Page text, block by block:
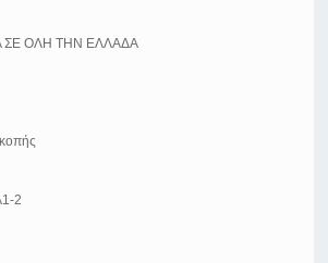
ΣΕ ΟΛΗ ΤΗΝ ΕΛΛΑΔΑ
2